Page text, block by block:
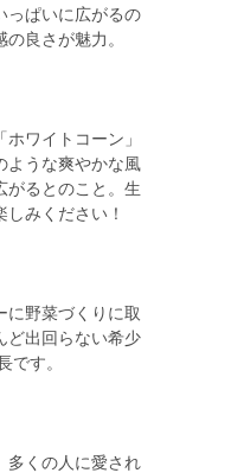
っぱいに広がるの
良さが魅力。
ワイトコーン」
ような爽やかな風
がるとのこと。生
みください！
に野菜づくりに取
ど出回らない希少
です。
多くの人に愛され